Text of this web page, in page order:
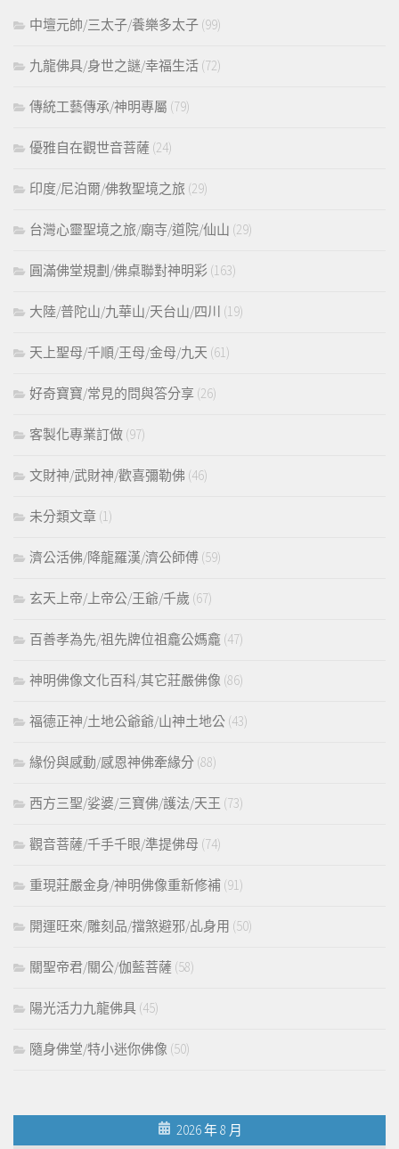
中壇元帥/三太子/養樂多太子 (99)
九龍佛具/身世之謎/幸福生活 (72)
傳統工藝傳承/神明專屬 (79)
優雅自在觀世音菩薩 (24)
印度/尼泊爾/佛教聖境之旅 (29)
台灣心靈聖境之旅/廟寺/道院/仙山 (29)
圓滿佛堂規劃/佛桌聯對神明彩 (163)
大陸/普陀山/九華山/天台山/四川 (19)
天上聖母/千順/王母/金母/九天 (61)
好奇寶寶/常見的問與答分享 (26)
客製化專業訂做 (97)
文財神/武財神/歡喜彌勒佛 (46)
未分類文章 (1)
濟公活佛/降龍羅漢/濟公師傅 (59)
玄天上帝/上帝公/王爺/千歲 (67)
百善孝為先/祖先牌位祖龕公媽龕 (47)
神明佛像文化百科/其它莊嚴佛像 (86)
福德正神/土地公爺爺/山神土地公 (43)
緣份與感動/感恩神佛牽緣分 (88)
西方三聖/娑婆/三寶佛/護法/天王 (73)
觀音菩薩/千手千眼/準提佛母 (74)
重現莊嚴金身/神明佛像重新修補 (91)
開運旺來/雕刻品/擋煞避邪/乩身用 (50)
關聖帝君/關公/伽藍菩薩 (58)
陽光活力九龍佛具 (45)
隨身佛堂/特小迷你佛像 (50)
2026 年 8 月